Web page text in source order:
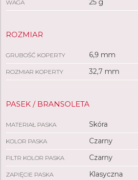
WAGA 25 g
ROZMIAR
GRUBOŚĆ KOPERTY 6,9 mm
ROZMIAR KOPERTY 32,7 mm
PASEK / BRANSOLETA
MATERIAŁ PASKA Skóra
KOLOR PASKA Czarny
FILTR KOLOR PASKA Czarny
ZAPIĘCIE PASKA Klasyczna